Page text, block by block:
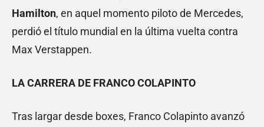
Hamilton, en aquel momento piloto de Mercedes,
perdió el título mundial en la última vuelta contra
Max Verstappen.
LA CARRERA DE FRANCO COLAPINTO
Tras largar desde boxes, Franco Colapinto avanzó